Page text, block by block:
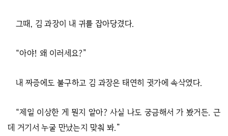
그때, 김 과장이 내 귀를 잡아당겼다.
“아야! 왜 이러세요?”
내 짜증에도 불구하고 김 과장은 태연히 귓가에 속삭였다.
“제일 이상한 게 뭔지 알아? 사실 나도 궁금해서 가 봤거든. 근
데 거기서 누굴 만났는지 맞춰 봐.”